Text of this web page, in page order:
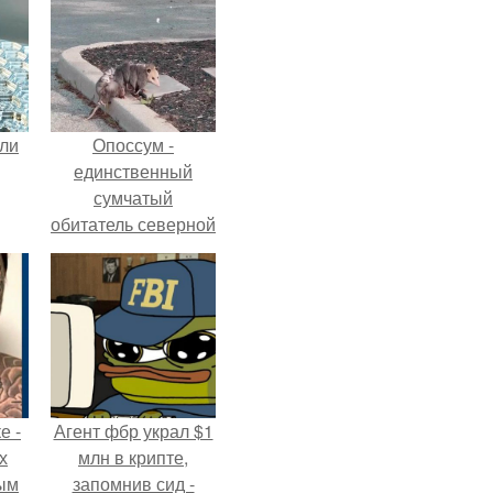
Опоссум -
единственный
сумчатый
обитатель северной
америки.
-
Агент фбр украл $1
млн в крипте,
запомнив сид -